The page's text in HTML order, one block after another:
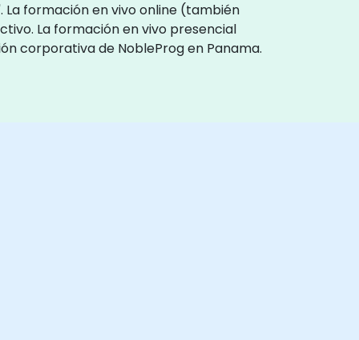
La formación en vivo online (también
La formación en vivo presencial
corporativa de NobleProg en Panama.